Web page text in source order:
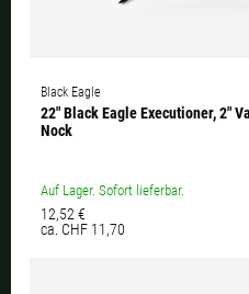
Black Eagle
22" Black Eagle Executioner, 2"
Nock
Auf Lager. Sofort lieferbar.
12,52 €
ca. CHF 11,70